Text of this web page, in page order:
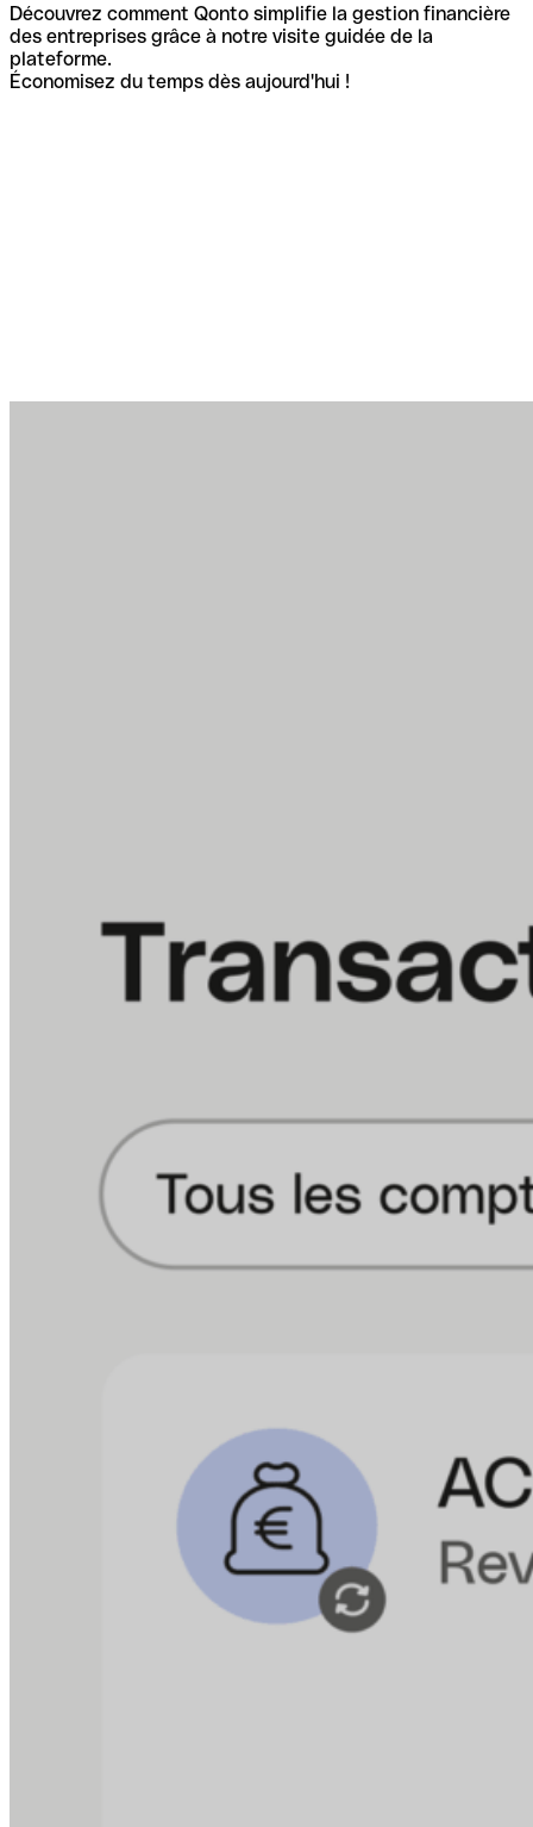
Découvrez comment Qonto simplifie la gestion financière
des entreprises grâce à notre visite guidée de la
plateforme.
Économisez du temps dès aujourd'hui !